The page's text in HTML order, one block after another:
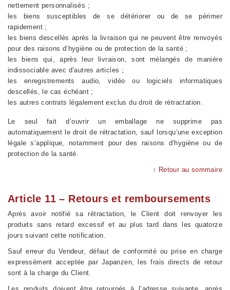
nettement personnalisés ;
les biens susceptibles de se détériorer ou de se périmer
rapidement ;
les biens descellés après la livraison qui ne peuvent être renvoyés
pour des raisons d’hygiène ou de protection de la santé ;
les biens qui, après leur livraison, sont mélangés de manière
indissociable avec d’autres articles ;
les enregistrements audio, vidéo ou logiciels informatiques
descellés, le cas échéant ;
les autres contrats légalement exclus du droit de rétractation.
Le seul fait d’ouvrir un emballage ne supprime pas
automatiquement le droit de rétractation, sauf lorsqu’une exception
légale s’applique, notamment pour des raisons d’hygiène ou de
protection de la santé.
↑ Retour au sommaire
Article 11 – Retours et remboursements
Après avoir notifié sa rétractation, le Client doit renvoyer les
produits sans retard excessif et au plus tard dans les quatorze
jours suivant cette notification.
Sauf erreur du Vendeur, défaut de conformité ou prise en charge
expressément acceptée par Japanzen, les frais directs de retour
sont à la charge du Client.